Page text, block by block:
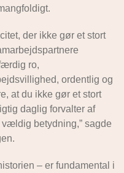
der ikke gør et stort
ro,
ordentlig og
at du ikke gør et stort
daglig forvalter af
betydning,” sagde
– er fundamental i